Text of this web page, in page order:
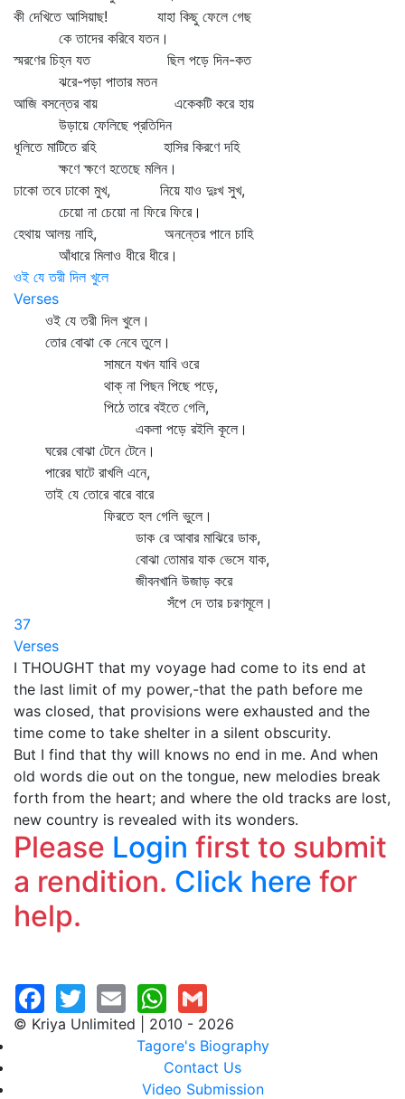
কী দেখিতে আসিয়াছ! যাহা কিছু ফেলে গেছ
কে তাদের করিবে যতন।
স্মরণের চিহ্ন যত ছিল পড়ে দিন-কত
ঝরে-পড়া পাতার মতন
আজি বসন্তের বায় একেকটি করে হায়
উড়ায়ে ফেলিছে প্রতিদিন
ধূলিতে মাটিতে রহি হাসির কিরণে দহি
ক্ষণে ক্ষণে হতেছে মলিন।
ঢাকো তবে ঢাকো মুখ, নিয়ে যাও দুঃখ সুখ,
চেয়ো না চেয়ো না ফিরে ফিরে।
হেথায় আলয় নাহি, অনন্তের পানে চাহি
আঁধারে মিলাও ধীরে ধীরে।
ওই যে তরী দিল খুলে
Verses
ওই যে তরী দিল খুলে।
তোর বোঝা কে নেবে তুলে।
সামনে যখন যাবি ওরে
থাক্‌ না পিছন পিছে পড়ে,
পিঠে তারে বইতে গেলি,
একলা পড়ে রইলি কূলে।
ঘরের বোঝা টেনে টেনে।
পারের ঘাটে রাখলি এনে,
তাই যে তোরে বারে বারে
ফিরতে হল গেলি ভুলে।
ডাক রে আবার মাঝিরে ডাক,
বোঝা তোমার যাক ভেসে যাক,
জীবনখানি উজাড় করে
সঁপে দে তার চরণমূলে।
37
Verses
I THOUGHT that my voyage had come to its end at
the last limit of my power,-that the path before me
was closed, that provisions were exhausted and the
time come to take shelter in a silent obscurity.
But I find that thy will knows no end in me. And when
old words die out on the tongue, new melodies break
forth from the heart; and where the old tracks are lost,
new country is revealed with its wonders.
Please Login first to submit
a rendition. Click here for
help.
© Kriya Unlimited | 2010 - 2026
Tagore's Biography
Contact Us
Video Submission